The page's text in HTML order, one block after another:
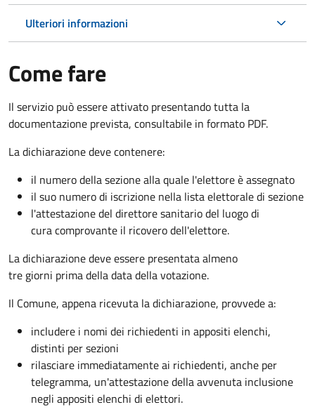
Ulteriori informazioni
Come fare
Il servizio può essere attivato presentando tutta la
documentazione prevista, consultabile in formato PDF.
La dichiarazione deve contenere:
il numero della sezione alla quale l'elettore è assegnato
il suo numero di iscrizione nella lista elettorale di sezione
l'attestazione del direttore sanitario del luogo di
cura comprovante il ricovero dell'elettore.
La dichiarazione deve essere presentata almeno
tre giorni prima della data della votazione.
Il Comune, appena ricevuta la dichiarazione, provvede a:
includere i nomi dei richiedenti in appositi elenchi,
distinti per sezioni
rilasciare immediatamente ai richiedenti, anche per
telegramma, un'attestazione della avvenuta inclusione
negli appositi elenchi di elettori.